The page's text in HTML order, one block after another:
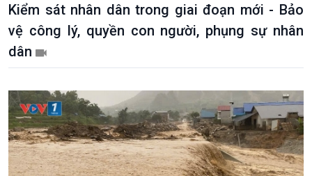
Kiểm sát nhân dân trong giai đoạn mới - Bảo
vệ công lý, quyền con người, phụng sự nhân
dân